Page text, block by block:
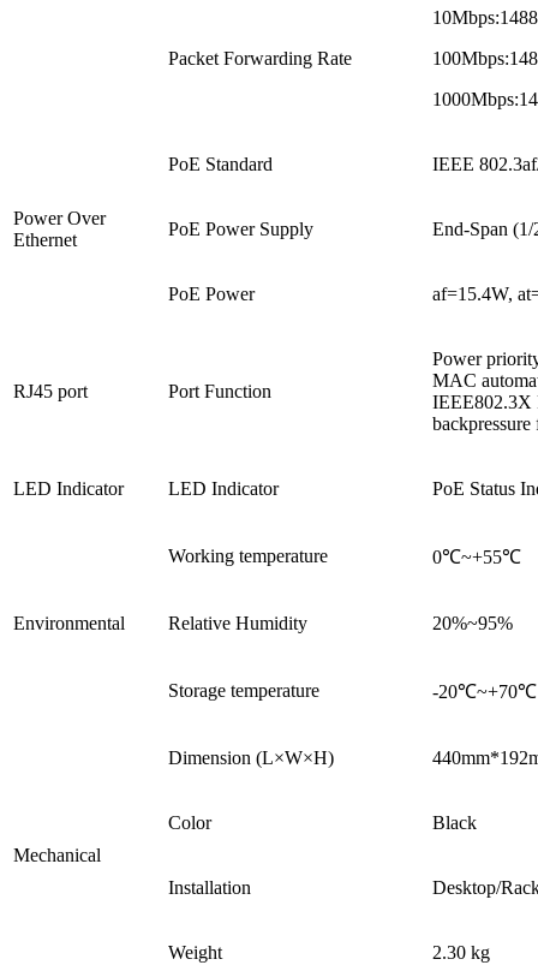
Packet Forwarding Rate
Power Over
Ethernet
PoE Standard IEEE
PoE Power Supply End-Span
PoE Power af=15.4W,
RJ45 port Port Function
Power
MAC
IEEE802.3X
LED Indicator LED Indicator PoE Status
Environmental
Working temperature 0℃~+55℃
Relative Humidity 20%~95%
Storage temperature -20℃~+70℃
Mechanical
Dimension (L×W×H)
Color Black
Installation Desktop/
Weight 2.30 kg